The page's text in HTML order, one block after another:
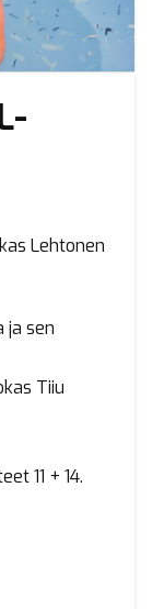
Lehtonen
ja sen
Tiiu
11 + 14.